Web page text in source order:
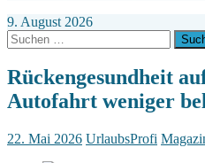
9. August 2026
Suchen
nach:
Rückengesundheit
Autofahrt weniger
22. Mai 2026 UrlaubsProfi